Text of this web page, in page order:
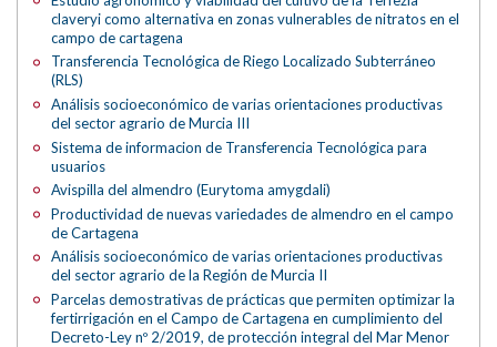
claveryi como alternativa en zonas vulnerables de nitratos en el
campo de cartagena
Transferencia Tecnológica de Riego Localizado Subterráneo
(RLS)
Análisis socioeconómico de varias orientaciones productivas
del sector agrario de Murcia III
Sistema de informacion de Transferencia Tecnológica para
usuarios
Avispilla del almendro (Eurytoma amygdali)
Productividad de nuevas variedades de almendro en el campo
de Cartagena
Análisis socioeconómico de varias orientaciones productivas
del sector agrario de la Región de Murcia II
Parcelas demostrativas de prácticas que permiten optimizar la
fertirrigación en el Campo de Cartagena en cumplimiento del
Decreto-Ley nº 2/2019, de protección integral del Mar Menor